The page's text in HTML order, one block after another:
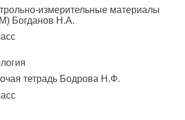
измерительные материалы
Богданов Н.А.
тетрадь Бодрова Н.Ф.